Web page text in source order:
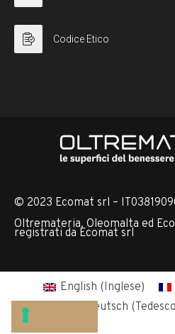
Codice Etico
© 2023 Ecomat srl –
Oltremateria, Oleomalta ed
registrati da Ecomat srl
English (Inglese)
Deutsch (Tedesco